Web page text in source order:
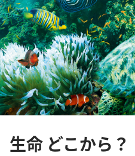
生命 どこから？